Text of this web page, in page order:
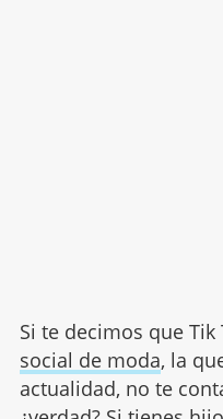
Si te decimos que Tik
social de moda, la
actualidad, no te